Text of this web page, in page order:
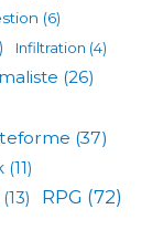
(6)
Infiltration (4)
(26)
(37)
(11)
(13) RPG (72)